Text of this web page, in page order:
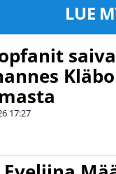
LUE
17:27